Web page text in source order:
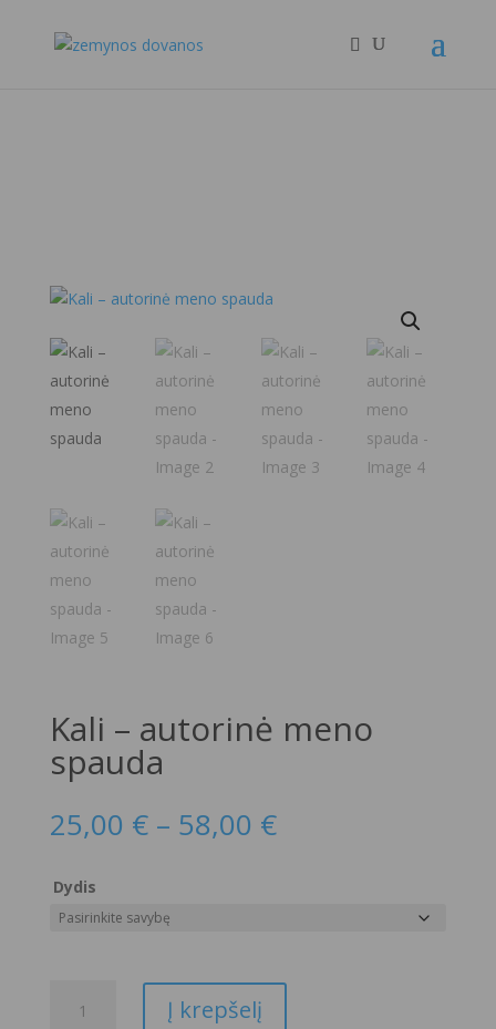
Kali – autorinė meno
spauda
25,00 € – 58,00 €Price
range:
Dydis
kiekis:
Į krepšelį